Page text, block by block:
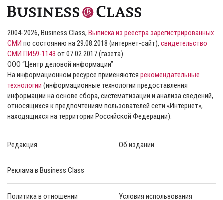
2004-2026, Business Class, Выписка из реестра зарегистрированных
СМИ по состоянию на 29.08.2018 (интернет-сайт), свидетельство
СМИ ПИ59-1143 от 07.02.2017 (газета)
ООО “Центр деловой информации”
На информационном ресурсе применяются рекомендательные
технологии (информационные технологии предоставления
информации на основе сбора, систематизации и анализа сведений,
относящихся к предпочтениям пользователей сети «Интернет»,
находящихся на территории Российской Федерации).
Редакция Об издании
Реклама в Business Class
Политика в отношении Условия использования